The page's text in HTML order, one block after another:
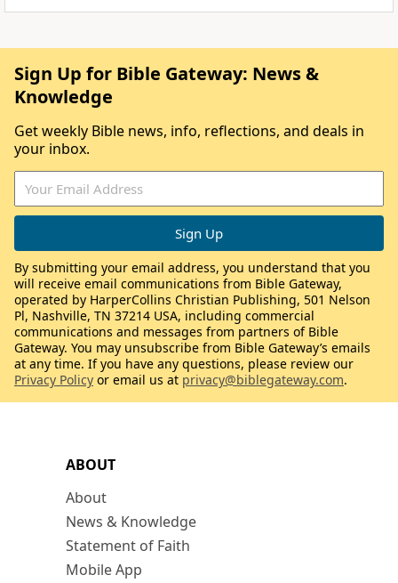
ABOUT
About
News & Knowledge
Statement of Faith
Mobile App
Sign Up for Bible Gateway: News &
Knowledge
Get weekly Bible news, info, reflections, and deals in
your inbox.
By submitting your email address, you understand that you
will receive email communications from Bible Gateway,
operated by HarperCollins Christian Publishing, 501 Nelson
Pl, Nashville, TN 37214 USA, including commercial
communications and messages from partners of Bible
Gateway. You may unsubscribe from Bible Gateway’s emails
at any time. If you have any questions, please review our
Privacy Policy or email us at privacy@biblegateway.com.